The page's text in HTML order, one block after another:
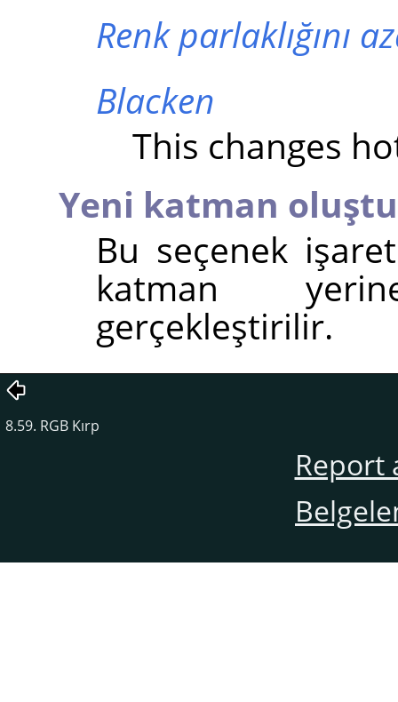
Renk parlaklığını
Blacken
This changes
Yeni katman
Bu seçenek
katman
gerçekleştirilir.
8.59. RGB Kırp
Report